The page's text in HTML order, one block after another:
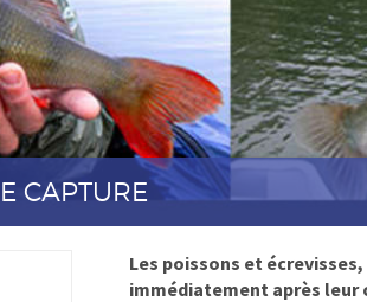
CAPTURE
Les poissons et
immédiatement après leur